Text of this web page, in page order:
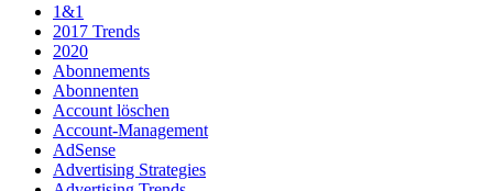
1&1
2017 Trends
2020
Abonnements
Abonnenten
Account löschen
Account-Management
AdSense
Advertising Strategies